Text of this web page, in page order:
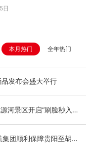
日
本月热门 全年热门
品发布会盛大举行
河景区开启“刷脸秒入
团顺利保障贵阳至胡